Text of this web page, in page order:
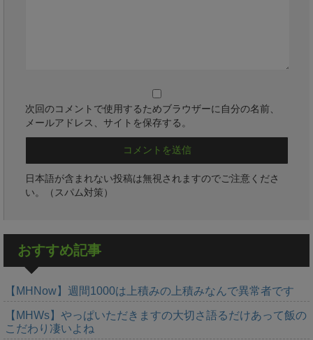
次回のコメントで使用するためブラウザーに自分の名前、
メールアドレス、サイトを保存する。
日本語が含まれない投稿は無視されますのでご注意くださ
い。（スパム対策）
おすすめ記事
【MHNow】週間1000は上積みの上積みなんで異常者です
【MHWs】やっぱいただきますの大切さ語るだけあって飯の
こだわり凄いよね